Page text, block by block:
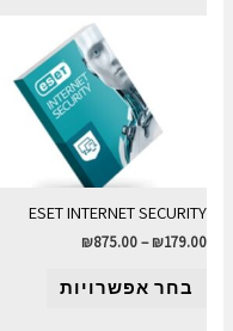
ESET INTERNET SECURITY
₪179.00
–
₪875.00
בחר אפשרויות